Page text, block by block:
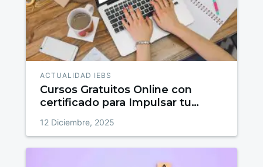
ACTUALIDAD IEBS
Cursos Gratuitos Online con
certificado para Impulsar tu
12 Diciembre, 2025